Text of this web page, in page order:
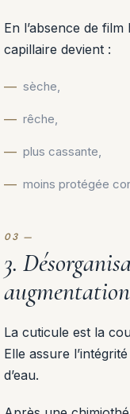
En l’absence de
capillaire devient :
sèche,
rêche,
plus cassante,
moins protégée
3.
La cuticule est la
Elle assure
d’eau.